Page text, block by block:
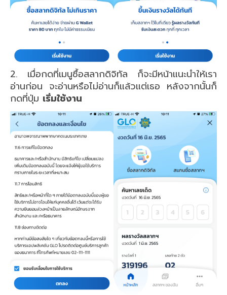
2. เมื่อกดที่เมนูซื้อสลากดิจิทัล ก็จะมีหน้าแนะนำให้เรา
อ่านก่อน จะอ่านหรือไม่อ่านก็แล้วแต่เธอ หลังจากนั้นก็
กดที่ปุ่ม เริ่มใช้งาน